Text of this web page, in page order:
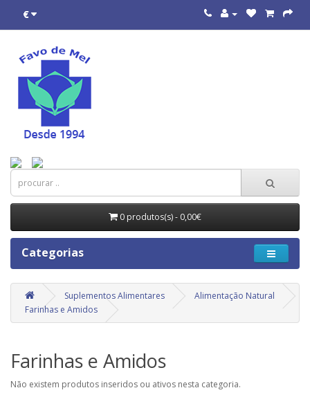
€
0 produtos(s) - 0,00€
Categorias
Suplementos Alimentares
Alimentação Natural
Farinhas e Amidos
Farinhas e Amidos
Não existem produtos inseridos ou ativos nesta categoria.